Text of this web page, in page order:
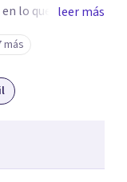
lo que cada
de su
se abre la
hasta ahora
leer más
más